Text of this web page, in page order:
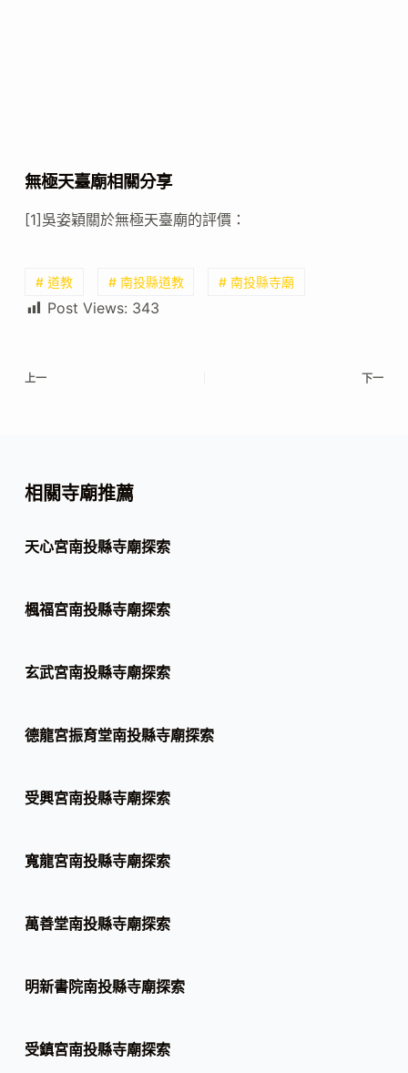
無極天臺廟相關分享
[1]吳姿穎關於無極天臺廟的評價：
# 道教 # 南投縣道教 # 南投縣寺廟
Post Views: 343
上一 下一
相關寺廟推薦
天心宮南投縣寺廟探索
楓福宮南投縣寺廟探索
玄武宮南投縣寺廟探索
德龍宮振育堂南投縣寺廟探索
受興宮南投縣寺廟探索
寬龍宮南投縣寺廟探索
萬善堂南投縣寺廟探索
明新書院南投縣寺廟探索
受鎮宮南投縣寺廟探索